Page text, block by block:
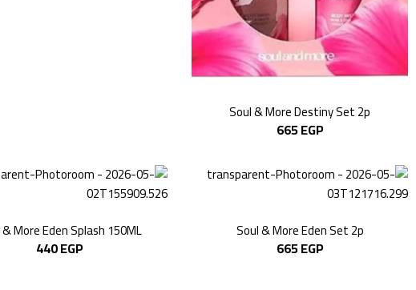
Soul & More Destiny Set 2p
665EGP
Soul & More Eden Set 2p
665EGP
More Eden Splash 150ML
440EGP